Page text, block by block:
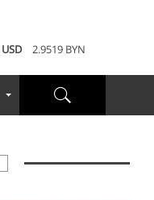
USD
2.9519 BYN
3.4231 BYN
2.9519 BYN